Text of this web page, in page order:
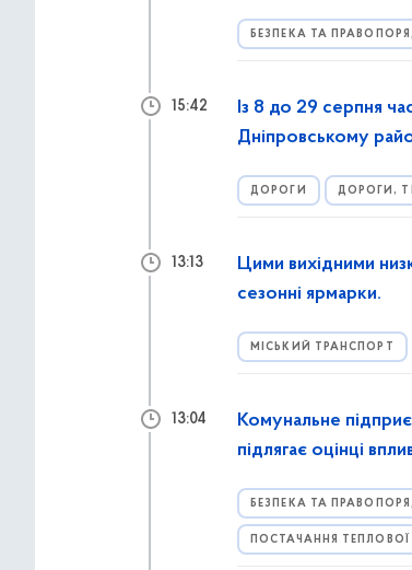
БЕЗПЕКА ТА
Із 8 до 29 серпня
Дніпровському
ДОРОГИ ДОРОГИ,
15:42
Цими вихідними
сезонні ярмарки.
МІСЬКИЙ ТРАНСПОРТ
13:13
Комунальне
підлягає оцінці
БЕЗПЕКА ТА
ПОСТАЧАННЯ ТЕПЛОВОЇ
13:04